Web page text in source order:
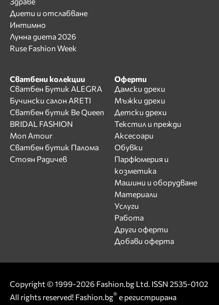
Диети и отслабване
Интимно
Лунна диета 2026
Ruse Fashion Week
Сватбени колекции
Сватбен Бутик ALEGRA
Бучински салон ARETI
Сватбен бутик Be Queen
BRIDAL FASHION
Mon Amour
Сватбен бутик Палома
Стоян Радичев
Оферти
Дамски дрехи
Мъжки дрехи
Детски дрехи
Текстил и прежди
Аксесоари
Обувки
Парфюмерия и
козметика
Машини и оборудване
Материали
Услуги
Работа
Други оферти
Добави оферта
Copyright © 1999-2026 Fashion.bg Ltd. ISSN 2535-0102
All rights reserved! Fashion.bg® е регистрирана